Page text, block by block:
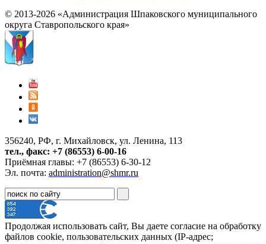
© 2013-2026 «Администрация Шпаковского муниципального
округа Ставропольского края»
356240, РФ, г. Михайловск, ул. Ленина, 113
тел., факс: +7 (86553) 6-00-16
Приёмная главы: +7 (86553) 6-30-12
Эл. почта: administration@shmr.ru
Продолжая использовать сайт, Вы даете согласие на обработку
файлов cookie, пользовательских данных (IP-адрес;